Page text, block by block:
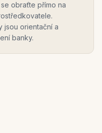
obraťte přímo na
jsou orientační a
banky.